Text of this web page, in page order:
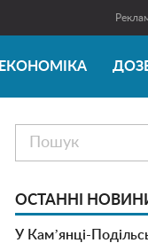
ЕКОНОМІКА
ОСТАННІ
У Камʼянці-